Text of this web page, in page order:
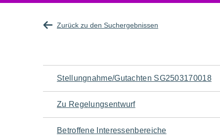
Zurück zu den Suchergebnissen
Navigation
für
den
Stellungnahme/Gutachten SG2503170018
Zu Regelungsentwurf
Betroffene Interessenbereiche